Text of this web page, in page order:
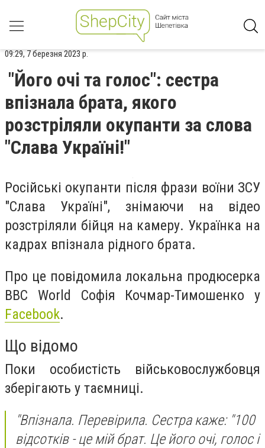
09:29, 7 березня 2023 р.
"Його очі та голос": сестра
впізнала брата, якого
розстріляли окупанти за слова
"Слава Україні!"
Російські окупанти після фрази воїни ЗСУ
"Слава Україні", знімаючи на відео
розстріляли бійця на камеру. Українка на
кадрах впізнала рідного брата.
Про це повідомила локальна продюсерка
BBC World Софія Кочмар-Тимошенко у
Facebook.
Що відомо
Поки особистість військовослужбовця
зберігають у таємниці.
"Впізнала. Перевірила. Сестра каже: "100
відсотків - це мій брат. Це його очі, голос і